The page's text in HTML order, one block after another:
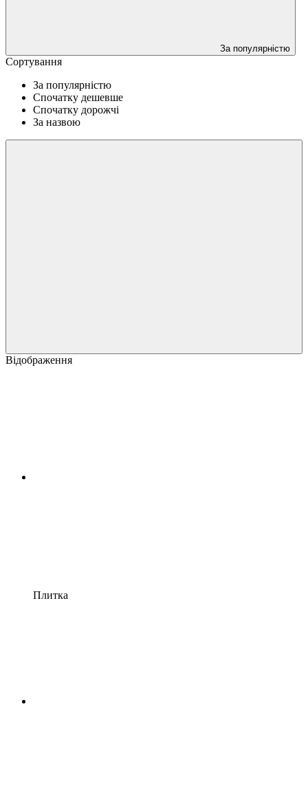
За популярністю
Сортування
За популярністю
Спочатку дешевше
Спочатку дорожчі
За назвою
Відображення
Плитка